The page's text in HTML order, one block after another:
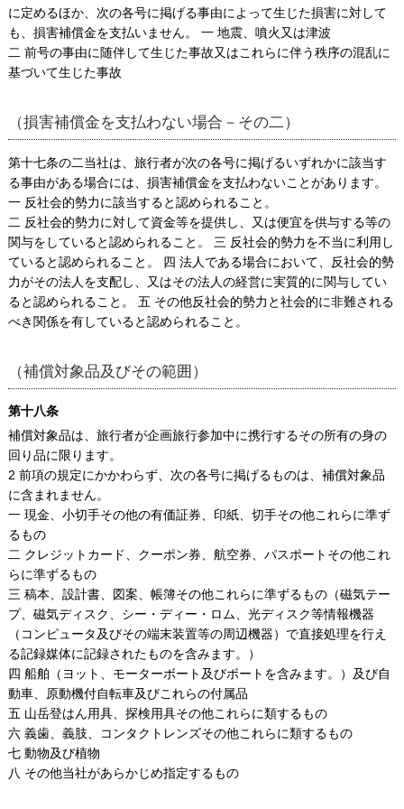
に定めるほか、次の各号に掲げる事由によって生じた損害に対して
も、損害補償金を支払いません。 一 地震、噴火又は津波
二 前号の事由に随伴して生じた事故又はこれらに伴う秩序の混乱に
基づいて生じた事故
（損害補償金を支払わない場合－その二）
第十七条の二当社は、旅行者が次の各号に掲げるいずれかに該当す
る事由がある場合には、損害補償金を支払わないことがあります。
一 反社会的勢力に該当すると認められること。
二 反社会的勢力に対して資金等を提供し、又は便宜を供与する等の
関与をしていると認められること。 三 反社会的勢力を不当に利用し
ていると認められること。 四 法人である場合において、反社会的勢
力がその法人を支配し、又はその法人の経営に実質的に関与してい
ると認められること。 五 その他反社会的勢力と社会的に非難される
べき関係を有していると認められること。
（補償対象品及びその範囲）
第十八条
補償対象品は、旅行者が企画旅行参加中に携行するその所有の身の
回り品に限ります。
2 前項の規定にかかわらず、次の各号に掲げるものは、補償対象品
に含まれません。
一 現金、小切手その他の有価証券、印紙、切手その他これらに準ず
るもの
二 クレジットカード、クーポン券、航空券、パスポートその他これ
らに準ずるもの
三 稿本、設計書、図案、帳簿その他これらに準ずるもの（磁気テー
プ、磁気ディスク、シー・ディー・ロム、光ディスク等情報機器
（コンピュータ及びその端末装置等の周辺機器）で直接処理を行え
る記録媒体に記録されたものを含みます。）
四 船舶（ヨット、モーターボート及びボートを含みます。）及び自
動車、原動機付自転車及びこれらの付属品
五 山岳登はん用具、探検用具その他これらに類するもの
六 義歯、義肢、コンタクトレンズその他これらに類するもの
七 動物及び植物
八 その他当社があらかじめ指定するもの